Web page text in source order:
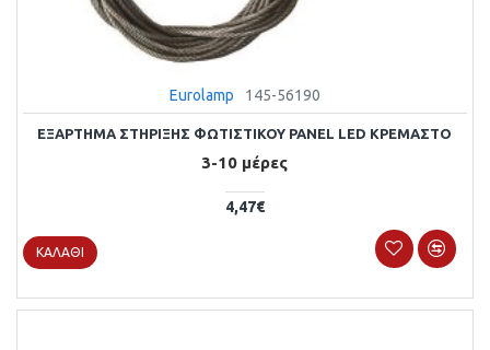
Eurolamp 145-56190
ΕΞΑΡΤΗΜΑ ΣΤΗΡΙΞΗΣ ΦΩΤΙΣΤΙΚΟΥ PANEL LED ΚΡΕΜΑΣΤΟ
3-10 μέρες
4,47€
ΚΑΛΆΘΙ